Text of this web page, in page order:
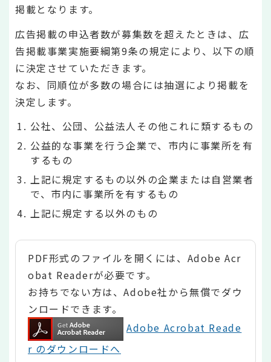
掲載となります。
広告掲載の申込者数が募集数を超えたときは、広
告掲載事業実施要綱第9条の規定により、以下の順
に決定させていただきます。
なお、同順位が多数の場合には抽選により掲載を
決定します。
公社、公団、公益法人その他これに類するもの
公益的な事業を行う企業で、市内に事業所を有
するもの
上記に規定するもの以外の企業または自営業者
で、市内に事業所を有するもの
上記に規定する以外のもの
PDF形式のファイルを開くには、Adobe Acr
obat Readerが必要です。
お持ちでない方は、Adobe社から無償でダウ
ンロードできます。
Adobe Acrobat Reade
r のダウンロードへ